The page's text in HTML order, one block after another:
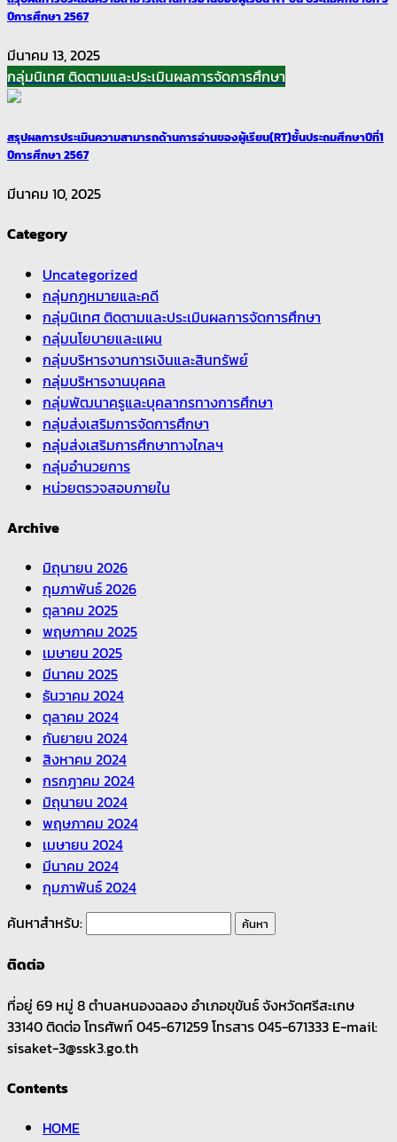
ปีการศึกษา 2567
มีนาคม 13, 2025
กลุ่มนิเทศ ติดตามและประเมินผลการจัดการศึกษา
สรุปผลการประเมินความสามารถด้านการอ่านของผู้เรียน(RT)ชั้นประถมศึกษาปีที่1
ปีการศึกษา 2567
มีนาคม 10, 2025
Category
Uncategorized
กลุ่มกฏหมายและคดี
กลุ่มนิเทศ ติดตามและประเมินผลการจัดการศึกษา
กลุ่มนโยบายและแผน
กลุ่มบริหารงานการเงินและสินทรัพย์
กลุ่มบริหารงานบุคคล
กลุ่มพัฒนาครูและบุคลากรทางการศึกษา
กลุ่มส่งเสริมการจัดการศึกษา
กลุ่มส่งเสริมการศึกษาทางไกลฯ
กลุ่มอำนวยการ
หน่วยตรวจสอบภายใน
Archive
มิถุนายน 2026
กุมภาพันธ์ 2026
ตุลาคม 2025
พฤษภาคม 2025
เมษายน 2025
มีนาคม 2025
ธันวาคม 2024
ตุลาคม 2024
กันยายน 2024
สิงหาคม 2024
กรกฎาคม 2024
มิถุนายน 2024
พฤษภาคม 2024
เมษายน 2024
มีนาคม 2024
กุมภาพันธ์ 2024
ค้นหาสำหรับ:
ติดต่อ
ที่อยู่ 69 หมู่ 8 ตำบลหนองฉลอง อำเภอขุขันธ์ จังหวัดศรีสะเกษ
33140 ติดต่อ โทรศัพท์ 045-671259 โทรสาร 045-671333 E-mail:
sisaket-3@ssk3.go.th
Contents
HOME